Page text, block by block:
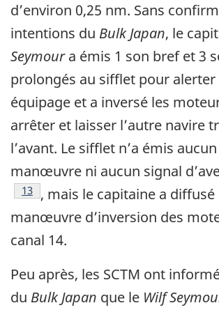
d’environ 0,25 nm. Sans
intentions du Bulk Japan, le
Seymoura émis 1 son bref et 3
prolongés au sifflet pour alerter
équipage et a inversé les
arrêter et laisser l’autre navire
l’avant. Le sifflet n’a émis
manœuvre ni aucun signal
Note de bas de page
13 , mais le capitaine a diffusé
manœuvre d’inversion des
canal 14.
Peu après, les SCTM ont
du Bulk Japan que le Wilf